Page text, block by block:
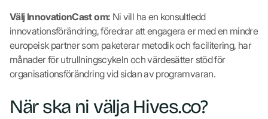
Välj InnovationCast om: Ni vill ha en konsultledd
innovationsförändring, föredrar att engagera er med en mindre
europeisk partner som paketerar metodik och facilitering, har
månader för utrullningscykeln och värdesätter stöd för
organisationsförändring vid sidan av programvaran.
När ska ni välja Hives.co?